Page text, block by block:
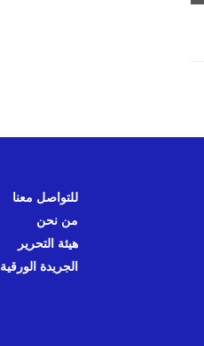
للتواصل معنا
من نحن
هيئة التحرير
الجريدة الورقية